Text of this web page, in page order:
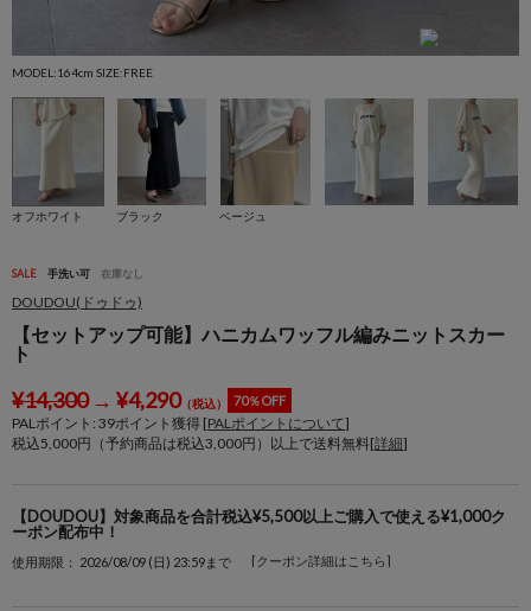
MODEL:164cm SIZE:FREE
オフホワイト ブラック ベージュ
SALE 手洗い可 在庫なし
DOUDOU(ドゥドゥ)
【セットアップ可能】ハニカムワッフル編みニットスカー
ト
¥14,300→ ¥4,290（税込） 70％OFF
PALポイント: 39ポイント獲得 [PALポイントについて]
税込5,000円（予約商品は税込3,000円）以上で送料無料[詳細]
【DOUDOU】対象商品を合計税込¥5,500以上ご購入で使える¥1,000ク
ーポン配布中！
使用期限： 2026/08/09 (日) 23:59まで [クーポン詳細はこちら]